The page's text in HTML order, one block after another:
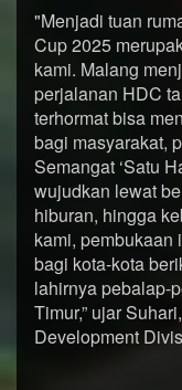
"Menjadi tuan
Cup 2025
kami. Malang
perjalanan HDC
terhormat bisa
bagi masyarakat,
Semangat ‘Satu
wujudkan lewat
hiburan, hingga
kami, pembukaan
bagi kota-kota
lahirnya pebalap-
Timur,” ujar
Development